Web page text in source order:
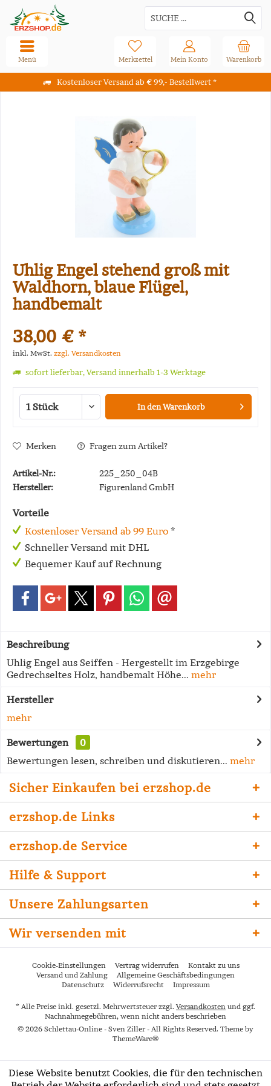
Kostenloser Versand ab € 99,- Bestellwert *
Warenkorb
Merkzettel Mein Konto
Menü
Uhlig Engel stehend groß mit
Waldhorn, blaue Flügel,
handbemalt
38,00 € *
inkl. MwSt. zzgl. Versandkosten
sofort lieferbar, Versand innerhalb 1-3 Werktage
In denWarenkorb
Merken Fragen zum Artikel?
Artikel-Nr.:
225_250_04B
Hersteller:
Figurenland GmbH
Vorteile
Kostenloser Versand ab 99 Euro *
Schneller Versand mit DHL
Bequemer Kauf auf Rechnung
Beschreibung
Uhlig Engel aus Seiffen - Hergestellt im Erzgebirge
Gedrechseltes Holz, handbemalt Höhe... mehr
Hersteller
mehr
Bewertungen
0
Bewertungen lesen, schreiben und diskutieren... mehr
Sicher Einkaufen bei erzshop.de
erzshop.de Links
erzshop.de Service
Hilfe & Support
Unsere Zahlungsarten
Wir versenden mit
Cookie-Einstellungen Vertrag widerrufen
Kontakt zu uns
Versand und Zahlung
Allgemeine Geschäftsbedingungen
Datenschutz
Widerrufsrecht Impressum
* Alle Preise inkl. gesetzl. Mehrwertsteuer zzgl. Versandkosten und ggf.
Nachnahmegebühren, wenn nicht anders beschrieben
© 2026 Schlettau-Online - Sven Ziller - All Rights Reserved. Theme by
ThemeWare®
Diese Website benutzt Cookies, die für den technischen